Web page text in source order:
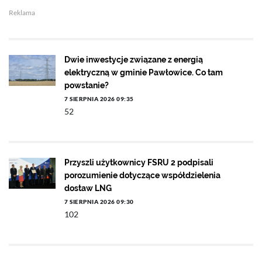
Reklama
Dwie inwestycje związane z energią
elektryczną w gminie Pawłowice. Co tam
powstanie?
7 SIERPNIA 2026 09:35
52
Przyszli użytkownicy FSRU 2 podpisali
porozumienie dotyczące współdzielenia
dostaw LNG
7 SIERPNIA 2026 09:30
102